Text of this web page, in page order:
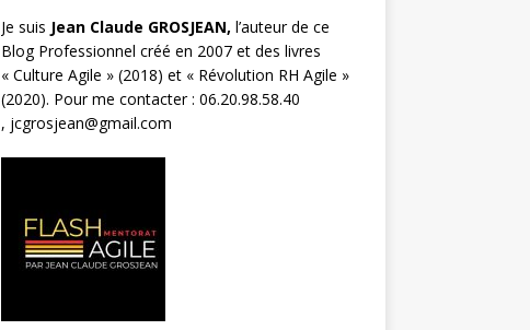
Je suis Jean Claude GROSJEAN, l’auteur de ce
Blog Professionnel créé en 2007 et des livres
« Culture Agile » (2018) et « Révolution RH Agile »
(2020). Pour me contacter : 06.20.98.58.40
, jcgrosjean@gmail.com